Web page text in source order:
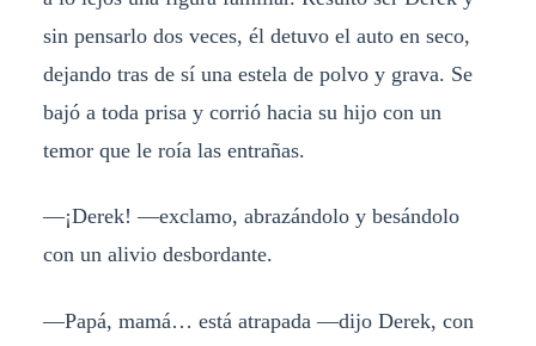
sin pensarlo dos veces, él detuvo el auto en seco,
dejando tras de sí una estela de polvo y grava. Se
bajó a toda prisa y corrió hacia su hijo con un
temor que le roía las entrañas.
―¡Derek! ―exclamo, abrazándolo y besándolo
con un alivio desbordante.
―Papá, mamá… está atrapada ―dijo Derek, con